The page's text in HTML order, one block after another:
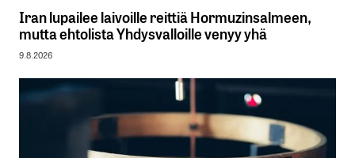
Iran lupailee laivoille reittiä Hormuzinsalmeen,
mutta ehtolista Yhdysvalloille venyy yhä
9.8.2026